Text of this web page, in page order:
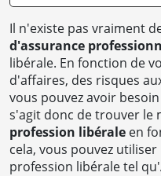
Il n'existe pas vraiment
d'assurance
libérale. En fonction de
d'affaires, des risques
vous pouvez avoir
s'agit donc de trouver le
profession libérale en
cela, vous pouvez
profession libérale tel